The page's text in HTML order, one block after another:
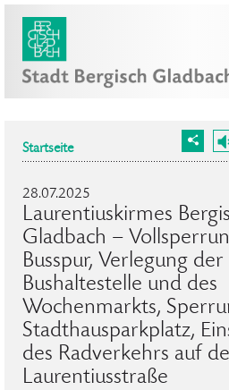
Startseite
28.07.2025
Laurentiuskirmes
Gladbach –
Busspur, Verlegung der
Bushaltestelle und des
Wochenmarkts,
Stadthausparkplatz,
des Radverkehrs auf
Laurentiusstraße